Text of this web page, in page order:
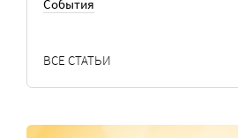
События
ВСЕ СТАТЬИ